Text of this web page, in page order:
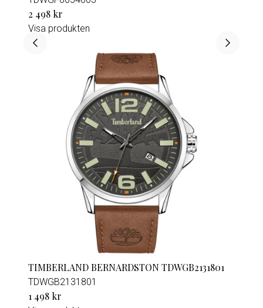
2 498 kr
Visa produkten
TIMBERLAND BERNARDSTON TDWGB2131801
TDWGB2131801
1 498 kr